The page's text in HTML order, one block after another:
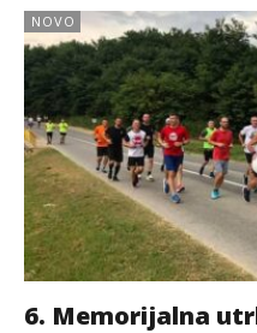
NOVO
6. Memorijalna